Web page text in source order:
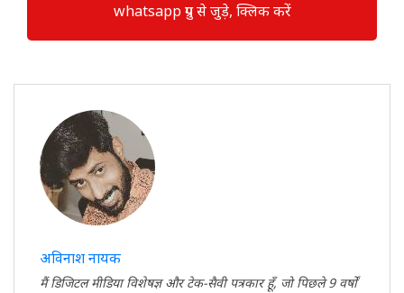
whatsapp ग्रुप से जुड़े, क्लिक करें
अविनाश नायक
मैं डिजिटल मीडिया विशेषज्ञ और टेक-सैवी पत्रकार हूँ, जो पिछले 9 वर्षों